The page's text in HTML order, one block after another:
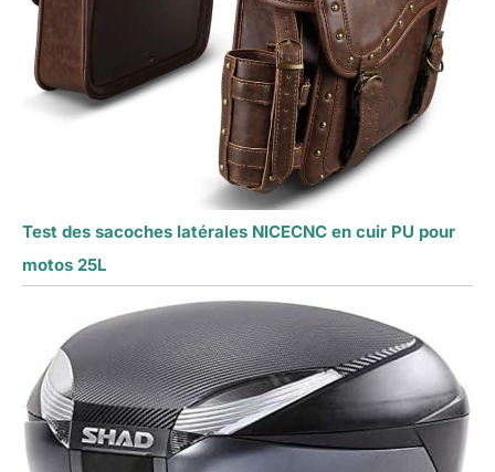
Test des sacoches latérales NICECNC en cuir PU pour
motos 25L